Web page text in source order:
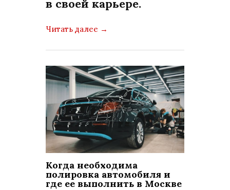
в своей карьере.
Читать далее →
Когда необходима
полировка автомобиля и
где ее выполнить в Москве